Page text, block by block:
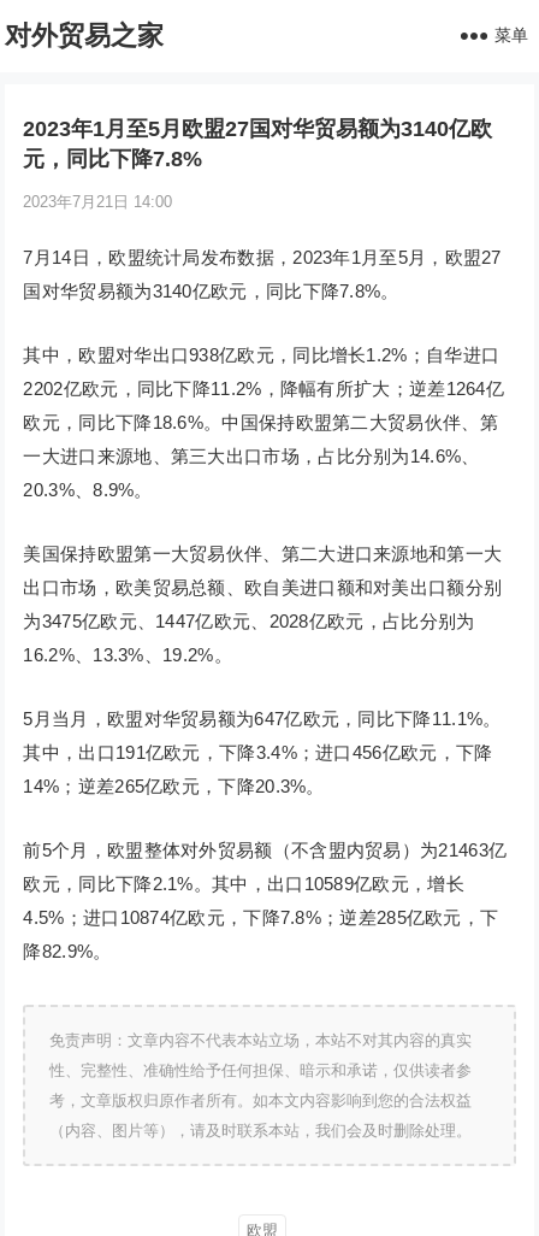
对外贸易之家 菜单
2023年1月至5月欧盟27国对华贸易额为3140亿欧
元，同比下降7.8%
2023年7月21日 14:00
7月14日，欧盟统计局发布数据，2023年1月至5月，欧盟27
国对华贸易额为3140亿欧元，同比下降7.8%。
其中，欧盟对华出口938亿欧元，同比增长1.2%；自华进口
2202亿欧元，同比下降11.2%，降幅有所扩大；逆差1264亿
欧元，同比下降18.6%。中国保持欧盟第二大贸易伙伴、第
一大进口来源地、第三大出口市场，占比分别为14.6%、
20.3%、8.9%。
美国保持欧盟第一大贸易伙伴、第二大进口来源地和第一大
出口市场，欧美贸易总额、欧自美进口额和对美出口额分别
为3475亿欧元、1447亿欧元、2028亿欧元，占比分别为
16.2%、13.3%、19.2%。
5月当月，欧盟对华贸易额为647亿欧元，同比下降11.1%。
其中，出口191亿欧元，下降3.4%；进口456亿欧元，下降
14%；逆差265亿欧元，下降20.3%。
前5个月，欧盟整体对外贸易额（不含盟内贸易）为21463亿
欧元，同比下降2.1%。其中，出口10589亿欧元，增长
4.5%；进口10874亿欧元，下降7.8%；逆差285亿欧元，下
降82.9%。
免责声明：文章内容不代表本站立场，本站不对其内容的真实
性、完整性、准确性给予任何担保、暗示和承诺，仅供读者参
考，文章版权归原作者所有。如本文内容影响到您的合法权益
（内容、图片等），请及时联系本站，我们会及时删除处理。
欧盟